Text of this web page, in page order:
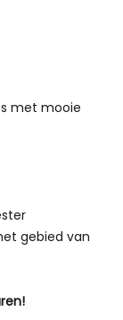
met mooie
gebied van